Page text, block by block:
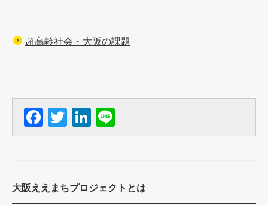
超高齢社会・大阪の課題
F
a
b
T
wi
Li
n
dI
n
大阪ええまちプロジェクトとは